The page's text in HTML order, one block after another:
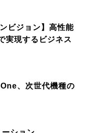
ビジョン】高性能
実現するビジネス
、次世代機種の